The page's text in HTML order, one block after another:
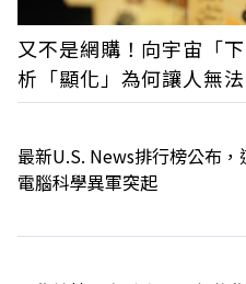
又不是網購！向宇宙「
析「顯化」為何讓人無
最新U.S. News排行榜公布，
電腦科學異軍突起